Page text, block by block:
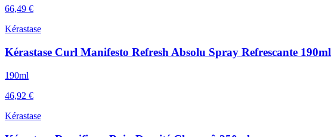
66,49 €
Kérastase
Kérastase Curl Manifesto Refresh Absolu Spray Refrescante 190ml
190ml
46,92 €
Kérastase